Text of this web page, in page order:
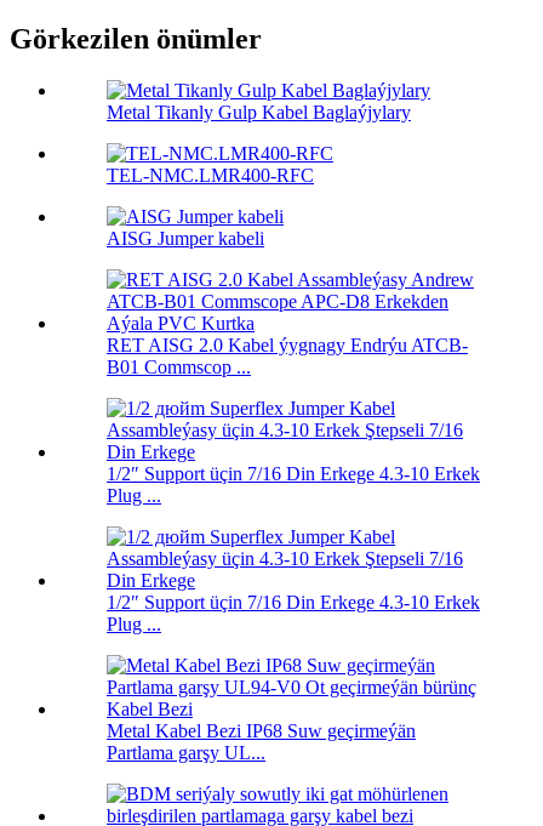
Görkezilen önümler
Metal Tikanly Gulp Kabel Baglaýjylary
TEL-NMC.LMR400-RFC
AISG Jumper kabeli
RET AISG 2.0 Kabel ýygnagy Endrýu ATCB-
B01 Commscop ...
1/2″ Support üçin 7/16 Din Erkege 4.3-10 Erkek
Plug ...
1/2″ Support üçin 7/16 Din Erkege 4.3-10 Erkek
Plug ...
Metal Kabel Bezi IP68 Suw geçirmeýän
Partlama garşy UL...